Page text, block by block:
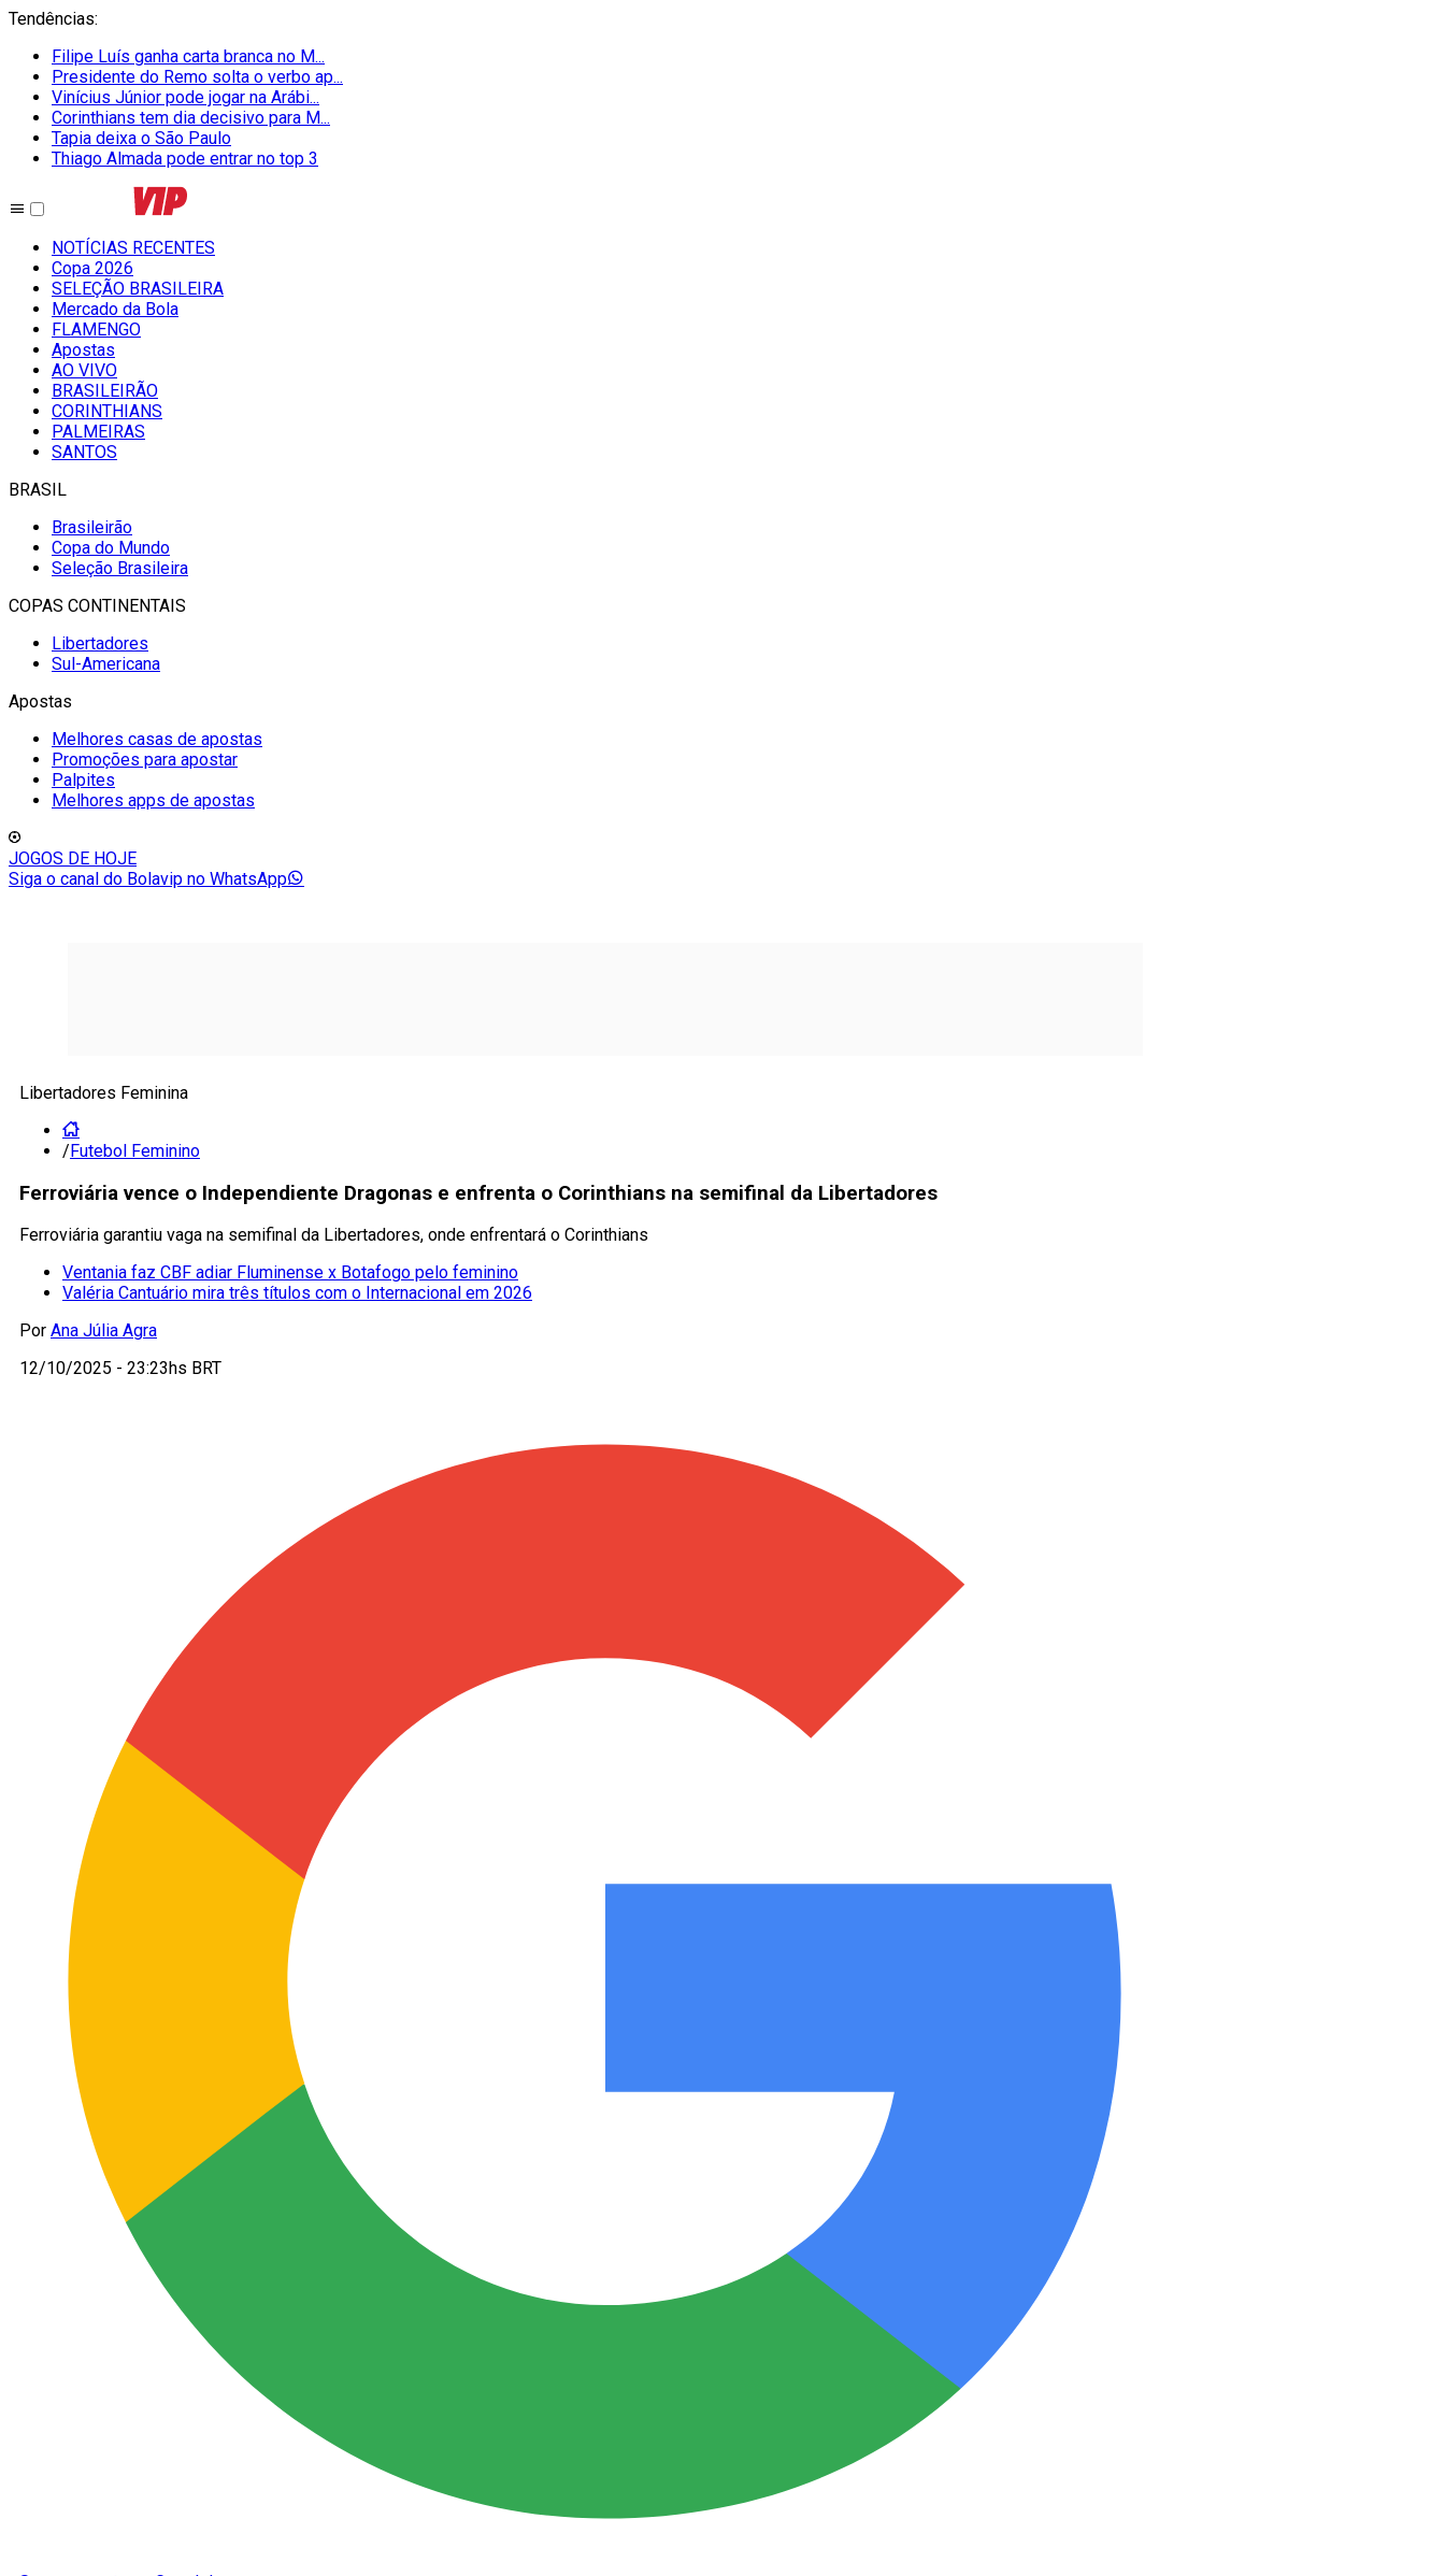
Tendências:
Filipe Luís ganha carta branca no M...
Presidente do Remo solta o verbo ap...
Vinícius Júnior pode jogar na Arábi...
Corinthians tem dia decisivo para M...
Tapia deixa o São Paulo
Thiago Almada pode entrar no top 3
NOTÍCIAS RECENTES
Copa 2026
SELEÇÃO BRASILEIRA
Mercado da Bola
FLAMENGO
Apostas
AO VIVO
BRASILEIRÃO
CORINTHIANS
PALMEIRAS
SANTOS
BRASIL
Brasileirão
Copa do Mundo
Seleção Brasileira
COPAS CONTINENTAIS
Libertadores
Sul-Americana
Apostas
Melhores casas de apostas
Promoções para apostar
Palpites
Melhores apps de apostas
JOGOS DE HOJE
Siga o canal do Bolavip no WhatsApp
Libertadores Feminina
/Futebol Feminino
Ferroviária vence o Independiente Dragonas e enfrenta o Corinthians na semifinal da Libertadores
Ferroviária garantiu vaga na semifinal da Libertadores, onde enfrentará o Corinthians
Ventania faz CBF adiar Fluminense x Botafogo pelo feminino
Valéria Cantuário mira três títulos com o Internacional em 2026
Por Ana Júlia Agra
12/10/2025 - 23:23hs BRT